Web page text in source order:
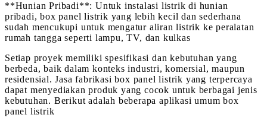
**Hunian Pribadi**: Untuk instalasi listrik di hunian
pribadi, box panel listrik yang lebih kecil dan sederhana
sudah mencukupi untuk mengatur aliran listrik ke peralatan
rumah tangga seperti lampu, TV, dan kulkas
Setiap proyek memiliki spesifikasi dan kebutuhan yang
berbeda, baik dalam konteks industri, komersial, maupun
residensial. Jasa fabrikasi box panel listrik yang terpercaya
dapat menyediakan produk yang cocok untuk berbagai jenis
kebutuhan. Berikut adalah beberapa aplikasi umum box
panel listrik